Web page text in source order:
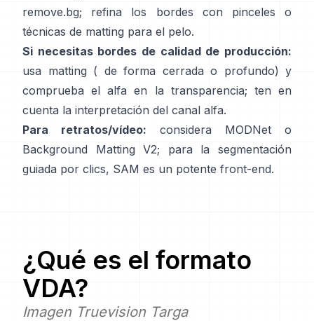
remove.bg; refina los bordes con pinceles o
técnicas de matting para el pelo.
Si necesitas bordes de calidad de producción:
usa matting ( de forma cerrada o profundo) y
comprueba el alfa en la transparencia; ten en
cuenta la interpretación del canal alfa.
Para retratos/vídeo: considera MODNet o
Background Matting V2; para la segmentación
guiada por clics, SAM es un potente front-end.
¿Qué es el formato
VDA?
Imagen Truevision Targa